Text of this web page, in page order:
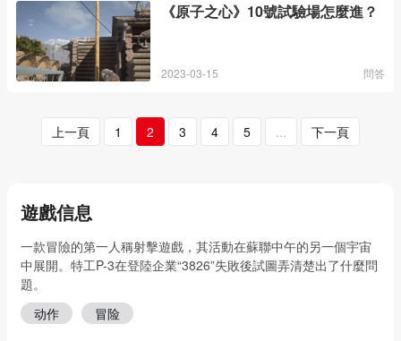
《原子之心》10號試驗場怎麼進？
2023-03-15 問答
上一頁 1 2 3 4 5 ... 下一頁
遊戲信息
一款冒險的第一人稱射擊遊戲，其活動在蘇聯中午的另一個宇宙
中展開。特工P-3在登陸企業“3826”失敗後試圖弄清楚出了什麼問
題。
动作
冒险